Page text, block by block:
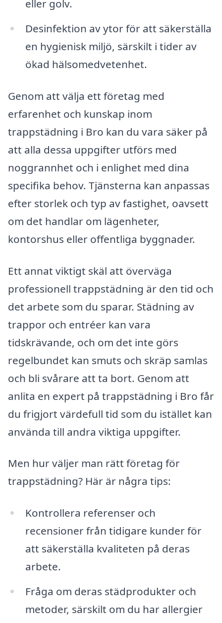
eller golv.
Desinfektion av ytor för att säkerställa
en hygienisk miljö, särskilt i tider av
ökad hälsomedvetenhet.
Genom att välja ett företag med
erfarenhet och kunskap inom
trappstädning i Bro kan du vara säker på
att alla dessa uppgifter utförs med
noggrannhet och i enlighet med dina
specifika behov. Tjänsterna kan anpassas
efter storlek och typ av fastighet, oavsett
om det handlar om lägenheter,
kontorshus eller offentliga byggnader.
Ett annat viktigt skäl att överväga
professionell trappstädning är den tid och
det arbete som du sparar. Städning av
trappor och entréer kan vara
tidskrävande, och om det inte görs
regelbundet kan smuts och skräp samlas
och bli svårare att ta bort. Genom att
anlita en expert på trappstädning i Bro får
du frigjort värdefull tid som du istället kan
använda till andra viktiga uppgifter.
Men hur väljer man rätt företag för
trappstädning? Här är några tips:
Kontrollera referenser och
recensioner från tidigare kunder för
att säkerställa kvaliteten på deras
arbete.
Fråga om deras städprodukter och
metoder, särskilt om du har allergier